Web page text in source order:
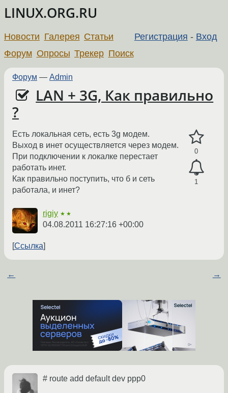
LINUX.ORG.RU
Регистрация - Вход
Новости Галерея Статьи
Форум Опросы Трекер Поиск
Форум — Admin
LAN + 3G, Как правильно
?
0
1
Есть локальная сеть, есть 3g модем.
Выход в инет осуществляется через модем.
При подключении к локалке перестает
работать инет.
Как правильно поступить, что б и сеть
работала, и инет?
rigiy ★★
04.08.2011 16:27:16 +00:00
Ссылка
← →
# route add default dev ppp0